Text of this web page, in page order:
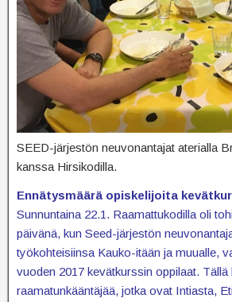
SEED-järjestön neuvonantajat aterialla
kanssa Hirsikodilla.
Ennätysmäärä opiskelijoita
Sunnuntaina 22.1. Raamattukodilla oli
päivänä, kun Seed-järjestön
työkohteisiinsa Kauko-itään ja muualle,
vuoden 2017 kevätkurssin oppilaat. Tällä
raamatunkääntäjää, jotka ovat Intiasta,